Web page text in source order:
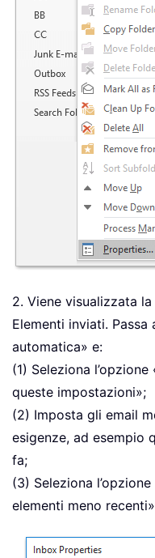
2. Viene visualizzata
Elementi inviati. Passa
automatica» e:
(1) Seleziona
queste impostazioni»;
(2) Imposta gli email
esigenze, ad esempio
fa;
(3) Seleziona
elementi meno